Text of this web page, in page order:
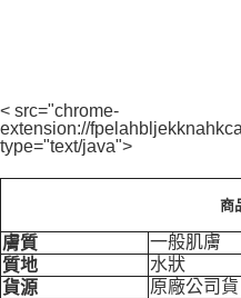
< src="chrome-
extension://
type="text/java">
商
膚質
一般肌膚
質地
水狀
貨源
原廠公司貨